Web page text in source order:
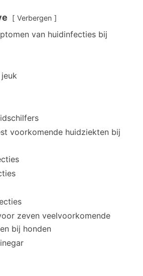
Verbergen
van huidinfecties bij
voorkomende huidziekten bij
zeven veelvoorkomende
bij honden